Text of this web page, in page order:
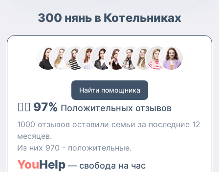
300 нянь в Котельниках
Найти помощника
👍🏻 97% Положительных отзывов
1000 отзывов оставили семьи за последние 12
месяцев.
Из них 970 - положительные.
YouHelp — свобода на час